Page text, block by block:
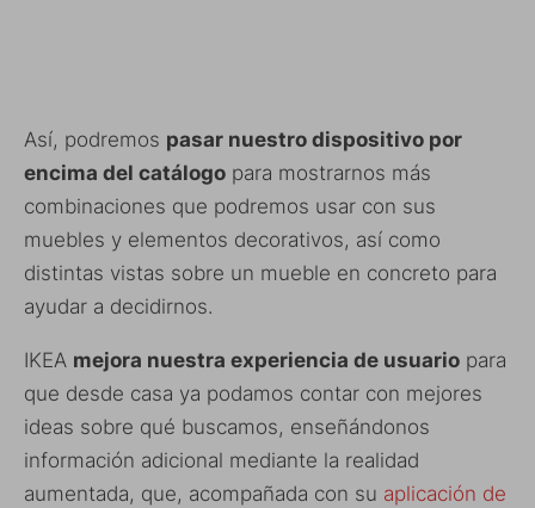
Así, podremos pasar nuestro dispositivo por
encima del catálogo para mostrarnos más
combinaciones que podremos usar con sus
muebles y elementos decorativos, así como
distintas vistas sobre un mueble en concreto para
ayudar a decidirnos.
IKEA mejora nuestra experiencia de usuario para
que desde casa ya podamos contar con mejores
ideas sobre qué buscamos, enseñándonos
información adicional mediante la realidad
aumentada, que, acompañada con su aplicación de